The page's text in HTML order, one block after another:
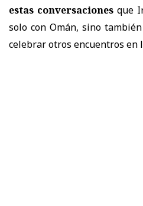
estas conversaciones que
solo con Omán, sino
celebrar otros encuentros en